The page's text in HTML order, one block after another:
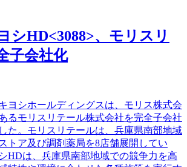
シHD<3088>、モリスリ
子会社化
ヨシホールディングスは、モリス株式会
るモリスリテール株式会社を完全子会社
た。モリスリテールは、兵庫県南部地域
トア及び調剤薬局を8店舗展開してい
HDは、兵庫県南部地域での競争力を高